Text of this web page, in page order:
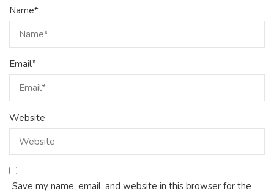
Name*
Email*
Website
Save my name, email, and website in this browser for the